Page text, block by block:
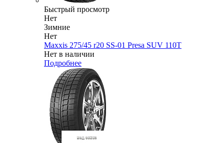
Быстрый просмотр
Нет
Зимние
Нет
Maxxis 275/45 r20 SS-01 Presa SUV 110T
Нет в наличии
Подробнее